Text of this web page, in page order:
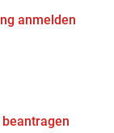
anmelden
beantragen